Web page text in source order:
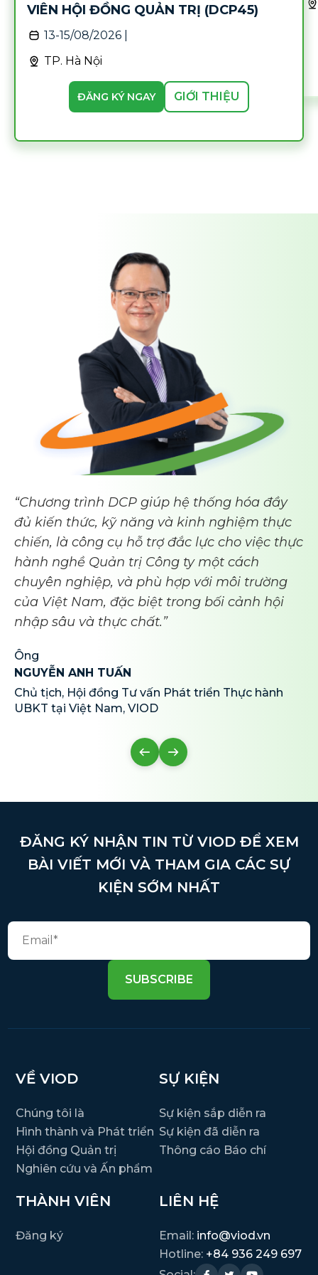
VIÊN HỘI ĐỒNG QUẢN TRỊ (DCP45)
13-15/08/2026 |
TP. Hà Nội
ĐĂNG KÝ NGAY GIỚI THIỆU
“Chương trình DCP giúp hệ thống hóa đầy
đủ kiến thức, kỹ năng và kinh nghiệm thực
chiến, là công cụ hỗ trợ đắc lực cho việc thực
hành nghề Quản trị Công ty một cách
chuyên nghiệp, và phù hợp với môi trường
của Việt Nam, đặc biệt trong bối cảnh hội
nhập sâu và thực chất.”
Ông
NGUYỄN ANH TUẤN
Chủ tịch, Hội đồng Tư vấn Phát triển Thực hành
UBKT tại Việt Nam, VIOD
ĐĂNG KÝ NHẬN TIN TỪ VIOD ĐỂ XEM
BÀI VIẾT MỚI VÀ THAM GIA CÁC SỰ
KIỆN SỚM NHẤT
SUBSCRIBE
VỀ VIOD
Chúng tôi là
Hình thành và Phát triển
Hội đồng Quản trị
Nghiên cứu và Ấn phẩm
SỰ KIỆN
Sự kiện sắp diễn ra
Sự kiện đã diễn ra
Thông cáo Báo chí
THÀNH VIÊN
Đăng ký
LIÊN HỆ
Email: info@viod.vn
Hotline: +84 936 249 697